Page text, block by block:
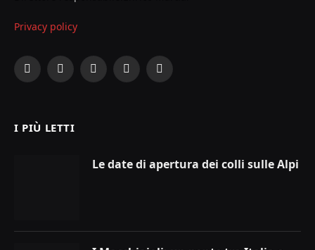
Privacy policy
Facebook
X
InstagramYouTubeLinkedIn
I PIÙ LETTI
Le date di apertura dei colli sulle Alpi